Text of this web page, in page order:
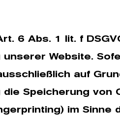
6 Abs. 1 lit. f
Website.
auf
Speicherung
im Sinne